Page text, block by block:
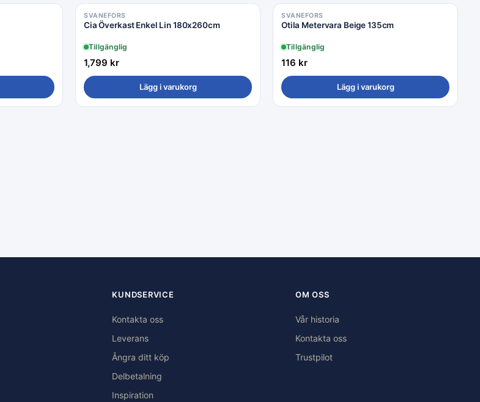
SVANEFORS
Cia Överkast Enkel Lin 180x260cm
Tillgänglig
1,799 kr
Lägg i varukorg
SVANEFORS
Otila Metervara Beige 135cm
Tillgänglig
116 kr
Lägg i varukorg
KUNDSERVICE
Kontakta oss
Leverans
Ångra ditt köp
Delbetalning
Inspiration
OM OSS
Vår historia
Kontakta oss
Trustpilot